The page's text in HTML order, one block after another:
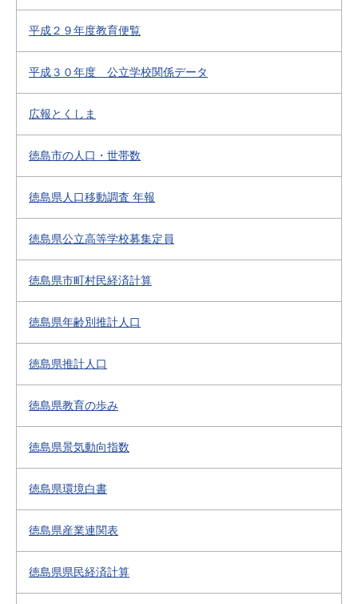
平成２９年度教育便覧
平成３０年度 公立学校関係データ
広報とくしま
徳島市の人口・世帯数
徳島県人口移動調査 年報
徳島県公立高等学校募集定員
徳島県市町村民経済計算
徳島県年齢別推計人口
徳島県推計人口
徳島県教育の歩み
徳島県景気動向指数
徳島県環境白書
徳島県産業連関表
徳島県県民経済計算